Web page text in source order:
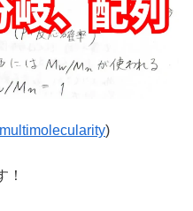
multimolecularity)
！